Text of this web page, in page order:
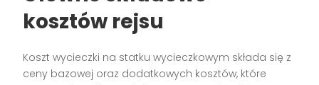
kosztów rejsu
Koszt wycieczki na statku wycieczkowym składa się z
ceny bazowej oraz dodatkowych kosztów, które